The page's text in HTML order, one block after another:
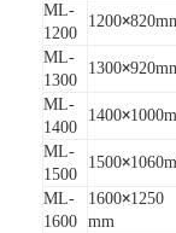
ML-
1200
1200×
ML-
1300
1300×
ML-
1400
1400×
ML-
1500
1500×
ML-
1600
1600×1250
mm